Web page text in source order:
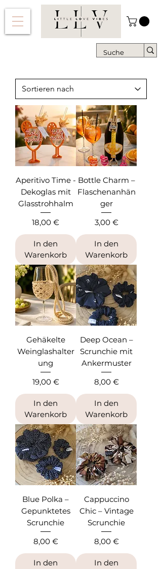
Aperitivo Time -
Dekoglas mit
Glasstrohhalm
Preis
18,00 €
In den
Warenkorb
Bottle Charm –
Flaschenanhän
ger
Preis
3,00 €
In den
Warenkorb
Gehäkelte
Weinglashalter
ung
Preis
19,00 €
In den
Warenkorb
Deep Ocean –
Scrunchie mit
Ankermuster
Preis
8,00 €
In den
Warenkorb
Blue Polka –
Gepunktetes
Scrunchie
Preis
8,00 €
In den
Cappuccino
Chic – Vintage
Scrunchie
Preis
8,00 €
In den